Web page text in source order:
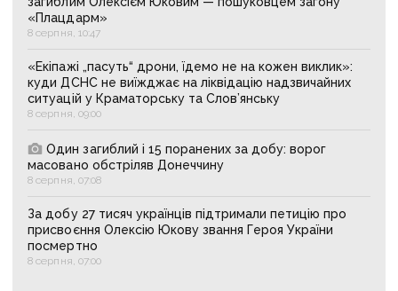
«Плацдарм»
8 серпня, 10:47
«Екіпажі „пасуть“ дрони, їдемо не на кожен виклик»:
куди ДСНС не виїжджає на ліквідацію надзвичайних
ситуацій у Краматорську та Слов’янську
8 серпня, 09:00
Один загиблий і 15 поранених за добу: ворог
масовано обстріляв Донеччину
8 серпня, 07:08
За добу 27 тисяч українців підтримали петицію про
присвоєння Олексію Юкову звання Героя України
посмертно
8 серпня, 07:00